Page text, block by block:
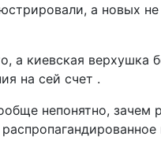
а новых
а киевская верхушка
на сей счет .
непонятно, зачем